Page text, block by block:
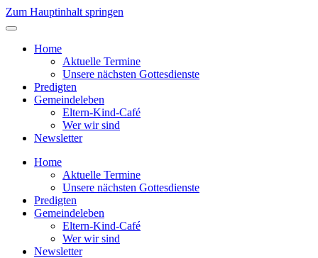
Zum Hauptinhalt springen
Home
Aktuelle Termine
Unsere nächsten Gottesdienste
Predigten
Gemeindeleben
Eltern-Kind-Café
Wer wir sind
Newsletter
Home
Aktuelle Termine
Unsere nächsten Gottesdienste
Predigten
Gemeindeleben
Eltern-Kind-Café
Wer wir sind
Newsletter